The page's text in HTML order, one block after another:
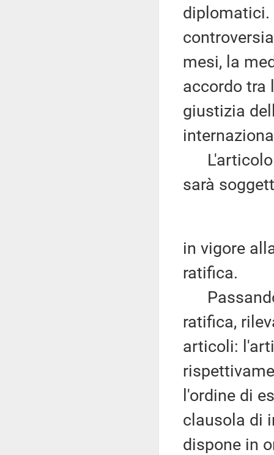
diplomatici.
mesi, la
accordo tra
giustizia
L'articolo
sarà
in vigore
ratifica.
ratifica,
articoli:
l'ordine di
clausola di
dispone in